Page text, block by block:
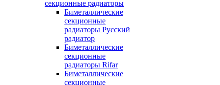
секционные радиаторы
Биметаллические
секционные
радиаторы Русский
радиатор
Биметаллические
секционные
радиаторы Rifar
Биметаллические
секционные